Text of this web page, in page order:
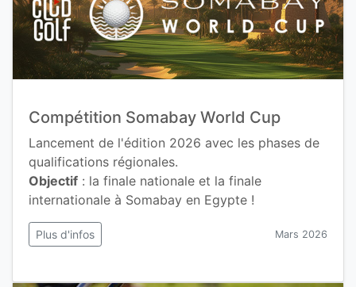
Compétition Somabay World Cup
Lancement de l'édition 2026 avec les phases de
qualifications régionales.
Objectif : la finale nationale et la finale
internationale à Somabay en Egypte !
Plus d'infos Mars 2026